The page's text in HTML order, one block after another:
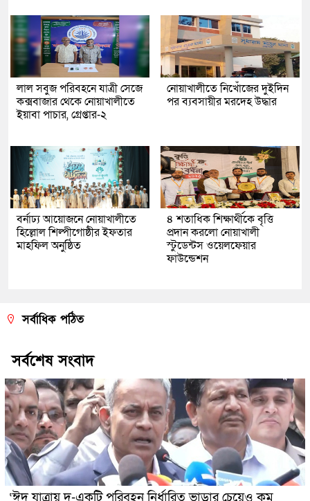
লাল সবুজ পরিবহনে যাত্রী সেজে
কক্সবাজার থেকে নোয়াখালীতে
ইয়াবা পাচার, গ্রেপ্তার-২
নোয়াখালীতে নিখোঁজের দুইদিন
পর ব্যবসায়ীর মরদেহ উদ্ধার
বর্নাঢ্য আয়োজনে নোয়াখালীতে
হিল্লোল শিল্পীগোষ্ঠীর ইফতার
মাহফিল অনুষ্ঠিত
৪ শতাধিক শিক্ষার্থীকে বৃত্তি
প্রদান করলো নোয়াখালী
স্টুডেন্টস ওয়েলফেয়ার
ফাউন্ডেশন
সর্বাধিক পঠিত
সর্বশেষ সংবাদ